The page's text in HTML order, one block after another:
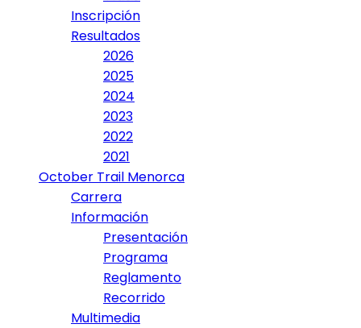
Inscripción
Resultados
2026
2025
2024
2023
2022
2021
October Trail Menorca
Carrera
Información
Presentación
Programa
Reglamento
Recorrido
Multimedia